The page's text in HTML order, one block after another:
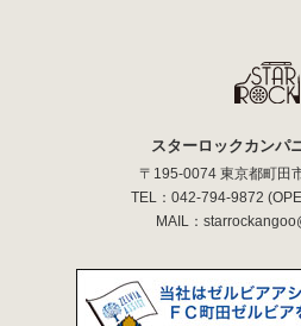
スターロックカンパ
〒195-0074 東京都町田
TEL： 042-794-9872
MAIL：